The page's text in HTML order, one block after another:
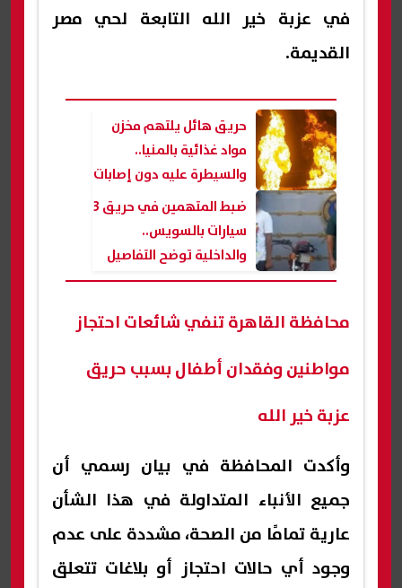
في عزبة خير الله التابعة لحي مصر
القديمة.
حريق هائل يلتهم مخزن
مواد غذائية بالمنيا..
والسيطرة عليه دون إصابات
ضبط المتهمين في حريق 3
سيارات بالسويس..
والداخلية توضح التفاصيل
محافظة القاهرة تنفي شائعات احتجاز
مواطنين وفقدان أطفال بسبب حريق
عزبة خير الله
وأكدت المحافظة في بيان رسمي أن
جميع الأنباء المتداولة في هذا الشأن
عارية تمامًا من الصحة، مشددة على عدم
وجود أي حالات احتجاز أو بلاغات تتعلق